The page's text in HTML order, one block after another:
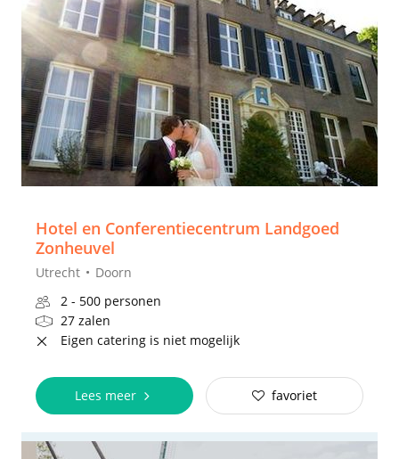
Hotel en Conferentiecentrum Landgoed
Zonheuvel
Utrecht
Doorn
2 - 500 personen
27 zalen
Eigen catering is niet mogelijk
Lees meer favoriet